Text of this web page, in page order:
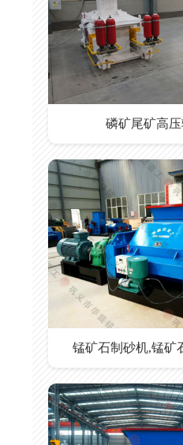
磷矿尾矿高
锰矿石制砂机,锰矿